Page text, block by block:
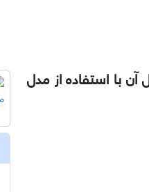
با استفاده از مدل